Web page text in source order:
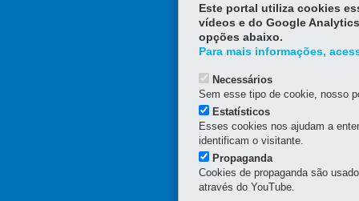
80510-000- Curitiba- PR
Horário de atendimento:
Este portal utiliza cookies
vídeos e do Google
opções abaixo.
Para mais informações,
Necessários
Sem esse tipo de cookie, nosso
Estatísticos
Esses cookies nos ajudam a
identificam o visitante.
Propaganda
Cookies de propaganda são
através do YouTube.